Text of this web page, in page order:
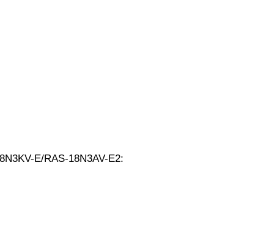
E/RAS-18N3AV-E2: